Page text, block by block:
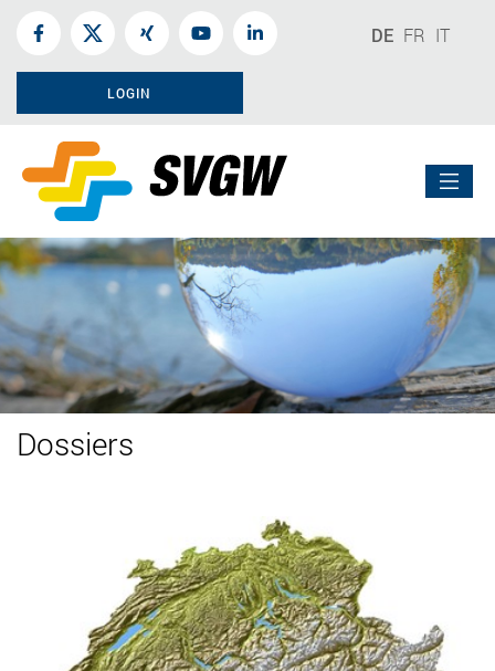
DE FR IT
LOGIN
Dossiers